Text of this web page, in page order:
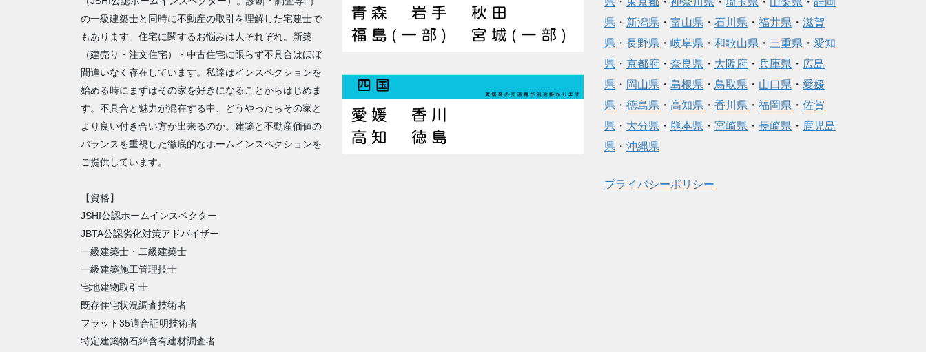
の一級建築士と同時に不動産の取引を理解した宅建士で
もあります。住宅に関するお悩みは人それぞれ。新築
（建売り・注文住宅）・中古住宅に限らず不具合はほぼ
間違いなく存在しています。私達はインスペクションを
始める時にまずはその家を好きになることからはじめま
す。不具合と魅力が混在する中、どうやったらその家と
より良い付き合い方が出来るのか。建築と不動産価値の
バランスを重視した徹底的なホームインスペクションを
ご提供しています。
【資格】
JSHI公認ホームインスペクター
JBTA公認劣化対策アドバイザー
一級建築士・二級建築士
一級建築施工管理技士
宅地建物取引士
既存住宅状況調査技術者
フラット35適合証明技術者
特定建築物石綿含有建材調査者
県 ・ 新潟県 ・ 富山県 ・ 石川県 ・ 福井県 ・ 滋賀
県 ・ 長野県 ・ 岐阜県 ・ 和歌山県 ・ 三重県 ・ 愛知
県 ・ 京都府・ 奈良県 ・ 大阪府・ 兵庫県 ・ 広島
県 ・ 岡山県 ・ 島根県 ・ 鳥取県 ・ 山口県 ・ 愛媛
県 ・ 徳島県 ・ 高知県 ・ 香川県 ・ 福岡県 ・ 佐賀
県 ・ 大分県 ・ 熊本県 ・ 宮崎県 ・ 長崎県 ・ 鹿児島
県 ・ 沖縄県
プライバシーポリシー